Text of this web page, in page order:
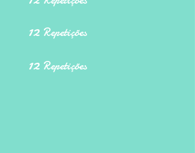
12 Repetições
12 Repetições